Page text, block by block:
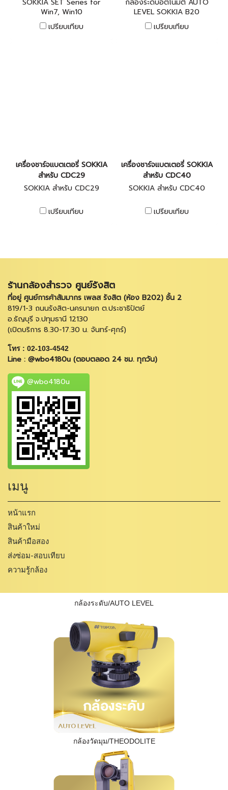
SOKKIA SET Series for
Win7, Win10
เปรียบเทียบ
กล้องระดับอัตโนมัติ AUTO
LEVEL SOKKIA B20
เปรียบเทียบ
เครื่องชาร์จแบตเตอรี่ SOKKIA
สำหรับ CDC29
SOKKIA สำหรับ CDC29
เปรียบเทียบ
เครื่องชาร์จแบตเตอรี่ SOKKIA
สำหรับ CDC40
SOKKIA สำหรับ CDC40
เปรียบเทียบ
ร้านกล้องสำรวจ ศูนย์รังสิต
ที่อยู่ ศูนย์การค้าสัมมากร เพลส รังสิต (ห้อง B202) ชั้น 2
819/1-3 ถนนรังสิต-นครนายก ต.ประชาธิปัตย์
อ.ธัญบุรี จ.ปทุมธานี 12130
(เปิดบริการ 8.30-17.30 น. จันทร์-ศุกร์)
โทร : 02-103-4542
Line : @wbo4180u (ตอบตลอด 24 ชม. ทุกวัน)
@wbo4180u
เมนู
หน้าแรก
สินค้าใหม่
สินค้ามือสอง
ส่งซ่อม-สอบเทียบ
ความรู้กล้อง
กล้องระดับ/AUTO LEVEL
กล้องวัดมุม/THEODOLITE